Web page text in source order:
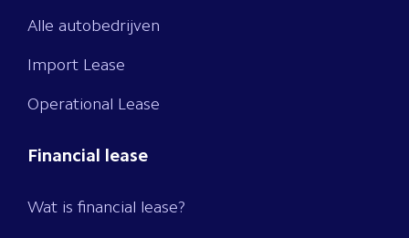
Alle autobedrijven
Import Lease
Operational Lease
Financial lease
Wat is financial lease?